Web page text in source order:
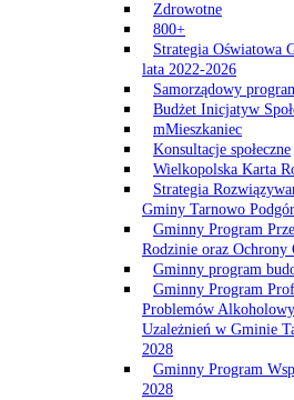
Zdrowotne
800+
Strategia Oświatowa
lata 2022-2026
Samorządowy
Budżet Inicjatyw
mMieszkaniec
Konsultacje społeczne
Wielkopolska Karta
Strategia
Gminy Tarnowo
Gminny Program
Rodzinie oraz Ochrony
Gminny program
Gminny Program
Problemów
Uzależnień w Gminie
2028
Gminny Program
2028